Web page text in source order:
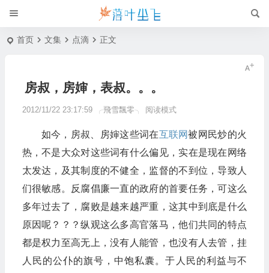
首页 文集 点滴 正文
房叔，房婶，表叔。。。
2012/11/22 23:17:59 ╭飛雪飄零╮ 阅读模式
如今，房叔、房婶这些词在互联网被网民炒的火
热，不是大众对这些词有什么偏见，实在是现在网络
太发达，及其制度的不健全，监督的不到位，导致人
们很敏感。反腐倡廉一直的政府的首要任务，可这么
多年过去了，腐败是越来越严重，这其中到底是什么
原因呢？？？纵观这么多高官落马，他们共同的特点
都是权力至高无上，没有人能管，也没有人去管，挂
人民的公仆的旗号，中饱私囊。于人民的利益与不